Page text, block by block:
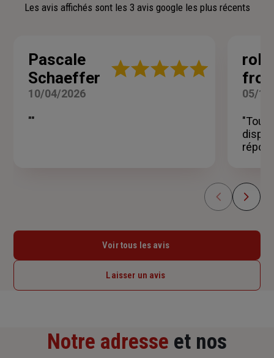
Les avis affichés sont les 3 avis google les plus récents
Pascale
Schaeffer
Note
10/04/2026
""
05/
Voir tous les avis
Laisser un avis
Notre adresse et nos